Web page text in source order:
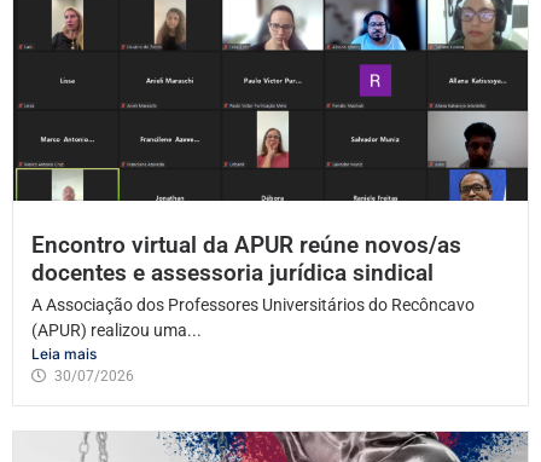
Encontro virtual da APUR reúne novos/as
docentes e assessoria jurídica sindical
A Associação dos Professores Universitários do Recôncavo
(APUR) realizou uma...
Leia mais
30/07/2026